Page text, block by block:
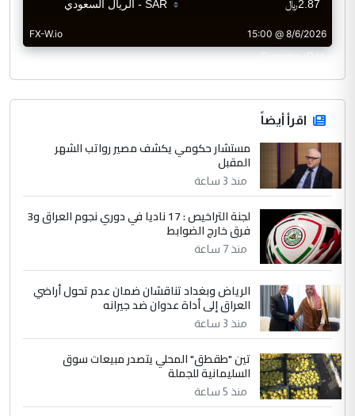
CurrencyRate
اقرأ أيضاً
مستشار حكومي يكشف مصير رواتب الشهر
المقبل
منذ 3 ساعة
لجنة التراخيص : 17 ناديا في دوري نجوم العراق و3
فرق خارج الضوابط
منذ 7 ساعة
الرياض وبغداد تناقشان ضمان عدم تحول أراضي
العراق إلى أداة عدوان ضد جيرانه
منذ 3 ساعة
تين "طقطق" المحلي يتصدر مبيعات سوق
السليمانية للجملة
منذ 5 ساعة